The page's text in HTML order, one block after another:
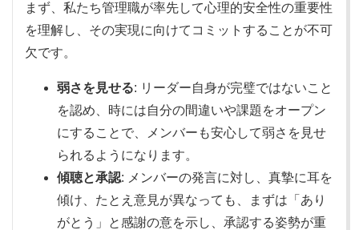
まず、私たち管理職が率先して心理的安全性の重要性
を理解し、その実現に向けてコミットすることが不可
欠です。
弱さを見せる: リーダー自身が完璧ではないこと
を認め、時には自分の間違いや課題をオープン
にすることで、メンバーも安心して弱さを見せ
られるようになります。
傾聴と承認: メンバーの発言に対し、真摯に耳を
傾け、たとえ意見が異なっても、まずは「あり
がとう」と感謝の意を示し、承認する姿勢が重